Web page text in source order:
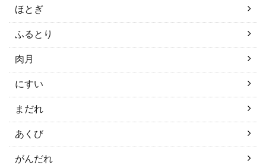
ほとぎ
ふるとり
肉月
にすい
まだれ
あくび
がんだれ